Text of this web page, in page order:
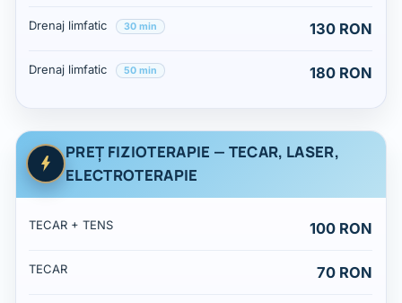
Drenaj limfatic 30 min 130 RON
Drenaj limfatic 50 min 180 RON
PREȚ FIZIOTERAPIE — TECAR, LASER,
ELECTROTERAPIE
Prețuri: Preț fizioterapie — TECAR, laser, electroterapie
ServiciuPreț
TECAR + TENS 100 RON
TECAR 70 RON